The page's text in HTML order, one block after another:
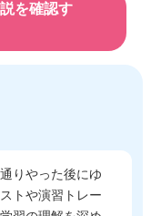
を確認す
りやった後にゆ
トや演習トレー